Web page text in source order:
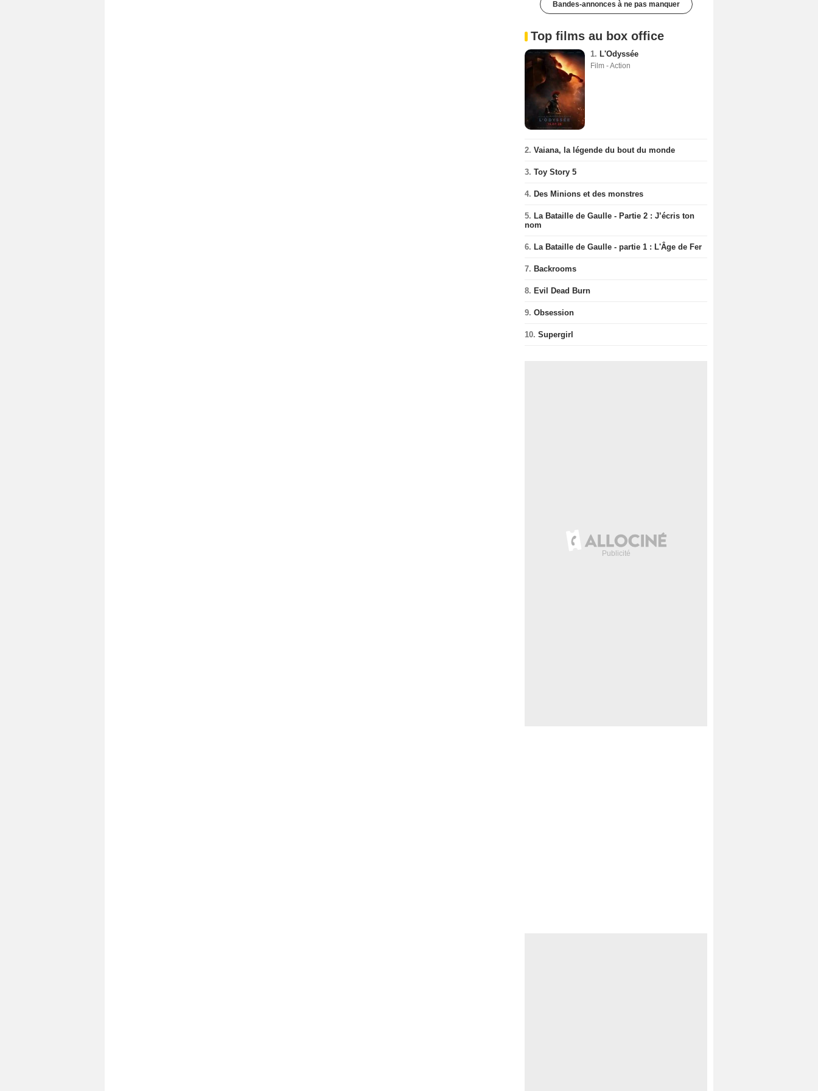
Bandes-annonces à ne pas manquer
Top films au box office
1. L'Odyssée
Film - Action
2. Vaiana, la légende du bout du monde
3. Toy Story 5
4. Des Minions et des monstres
5. La Bataille de Gaulle - Partie 2 : J’écris ton
nom
6. La Bataille de Gaulle - partie 1 : L'Âge de Fer
7. Backrooms
8. Evil Dead Burn
9. Obsession
10. Supergirl